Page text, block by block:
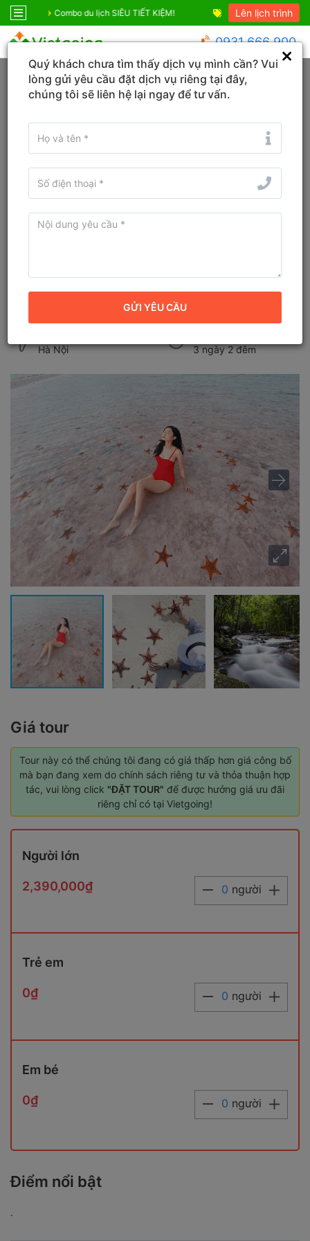
Combo Sapa Siêu Ưu Đãi Combo du lịch
Lên lịch trình
0931 666 900
Trang chủ An Giang Phú Quốc
Tour Vé máy bay + Tour Phú Quốc
3 Ngày 2 Đêm Trải Nghiệm Tàu
Mã tour: 1031075 Đánh giá
Hà Nội
3 ngày 2 đêm
Giá tour
Tour này có thể chúng tôi đang có giá thấp hơn giá công bố
mà bạn đang xem do chính sách riêng tư và thỏa thuận hợp
tác, vui lòng click "ĐẶT TOUR" để được hưởng giá ưu đãi
riêng chỉ có tại Vietgoing!
Người lớn
2,390,000₫ 0 người
Trẻ em
0₫ 0 người
Em bé
0₫ 0 người
Điểm nổi bật
.
Quý khách chưa tìm thấy dịch vụ mình cần? Vui
lòng gửi yêu cầu đặt dịch vụ riêng tại đây,
chúng tôi sẽ liên hệ lại ngay để tư vấn.